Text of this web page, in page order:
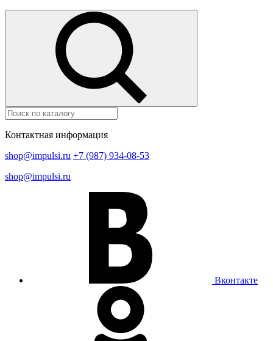
Контактная информация
shop@impulsi.ru +7 (987) 934-08-53
shop@impulsi.ru
Вконтакте